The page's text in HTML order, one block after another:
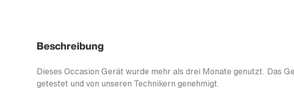
Beschreibung
Dieses Occasion Gerät wurde mehr als drei Monate genutzt. Das
getestet und von unseren Technikern genehmigt.